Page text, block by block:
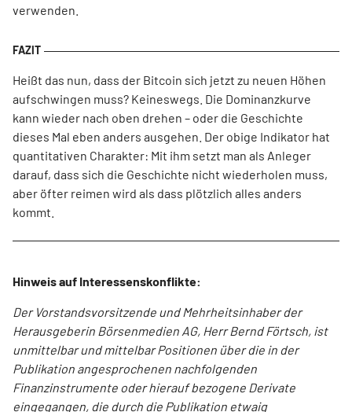
verwenden.
Heißt das nun, dass der Bitcoin sich jetzt zu neuen Höhen
aufschwingen muss? Keineswegs. Die Dominanzkurve
kann wieder nach oben drehen – oder die Geschichte
dieses Mal eben anders ausgehen. Der obige Indikator hat
quantitativen Charakter: Mit ihm setzt man als Anleger
darauf, dass sich die Geschichte nicht wiederholen muss,
aber öfter reimen wird als dass plötzlich alles anders
kommt.
Hinweis auf Interessenskonflikte:
Der Vorstandsvorsitzende und Mehrheitsinhaber der
Herausgeberin Börsenmedien AG, Herr Bernd Förtsch, ist
unmittelbar und mittelbar Positionen über die in der
Publikation angesprochenen nachfolgenden
Finanzinstrumente oder hierauf bezogene Derivate
eingegangen, die durch die Publikation etwaig